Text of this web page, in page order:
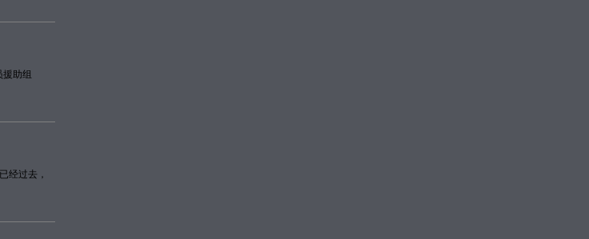
助组
经过去，